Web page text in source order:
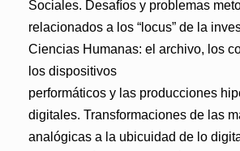
Sociales. Desafíos y problemas
relacionados a los “locus” de la
Ciencias Humanas: el archivo, los
los dispositivos
performáticos y las producciones
digitales. Transformaciones de las
analógicas a la ubicuidad de lo